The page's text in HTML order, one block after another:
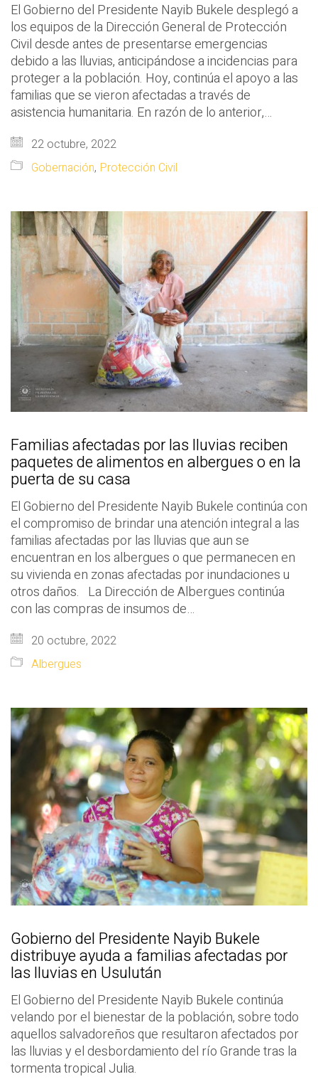
El Gobierno del Presidente Nayib Bukele desplegó a
los equipos de la Dirección General de Protección
Civil desde antes de presentarse emergencias
debido a las lluvias, anticipándose a incidencias para
proteger a la población. Hoy, continúa el apoyo a las
familias que se vieron afectadas a través de
asistencia humanitaria. En razón de lo anterior,…
22 octubre, 2022
Gobernación, Protección Civil
Familias afectadas por las lluvias reciben
paquetes de alimentos en albergues o en la
puerta de su casa
El Gobierno del Presidente Nayib Bukele continúa con
el compromiso de brindar una atención integral a las
familias afectadas por las lluvias que aun se
encuentran en los albergues o que permanecen en
su vivienda en zonas afectadas por inundaciones u
otros daños. La Dirección de Albergues continúa
con las compras de insumos de…
20 octubre, 2022
Albergues
Gobierno del Presidente Nayib Bukele
distribuye ayuda a familias afectadas por
las lluvias en Usulután
El Gobierno del Presidente Nayib Bukele continúa
velando por el bienestar de la población, sobre todo
aquellos salvadoreños que resultaron afectados por
las lluvias y el desbordamiento del río Grande tras la
tormenta tropical Julia.